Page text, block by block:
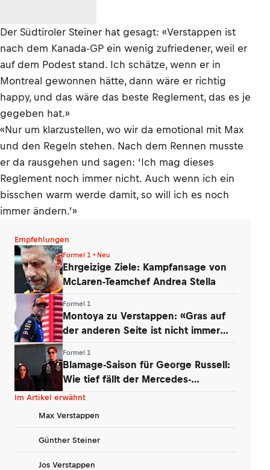
Der Südtiroler Steiner hat gesagt: «Verstappen ist
nach dem Kanada-GP ein wenig zufriedener, weil er
auf dem Podest stand. Ich schätze, wenn er in
Montreal gewonnen hätte, dann wäre er richtig
happy, und das wäre das beste Reglement, das es je
gegeben hat.»
«Nur um klarzustellen, wo wir da emotional mit Max
und den Regeln stehen. Nach dem Rennen musste
er da rausgehen und sagen: ‘Ich mag dieses
Reglement noch immer nicht. Auch wenn ich ein
bisschen warm werde damit, so will ich es noch
immer ändern.’»
Empfehlungen
Formel 1 • Neu
Ehrgeizige Ziele: Kampfansage von
McLaren-Teamchef Andrea Stella
Formel 1
Montoya zu Verstappen: «Gras auf
der anderen Seite ist nicht immer
Formel 1
Blamage-Saison für George Russell:
Wie tief fällt der Mercedes-
Routinier?
Im Artikel erwähnt
Max Verstappen
Günther Steiner
Jos Verstappen